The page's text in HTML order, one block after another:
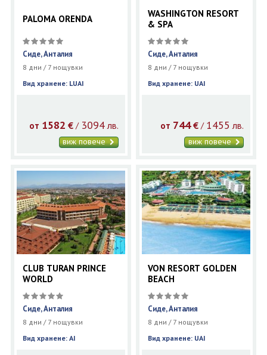
PALOMA ORENDA
Сиде, Анталия
8 дни / 7 нощувки
Вид хранене: LUAI
от 1582 €/ 3094 лв.
виж повече
WASHINGTON RESORT
& SPA
Сиде, Анталия
8 дни / 7 нощувки
Вид хранене: UAI
от 744 € / 1455 лв.
виж повече
CLUB TURAN PRINCE
WORLD
Сиде, Анталия
8 дни / 7 нощувки
Вид хранене: AI
VON RESORT GOLDEN
BEACH
Сиде, Анталия
8 дни / 7 нощувки
Вид хранене: UAI